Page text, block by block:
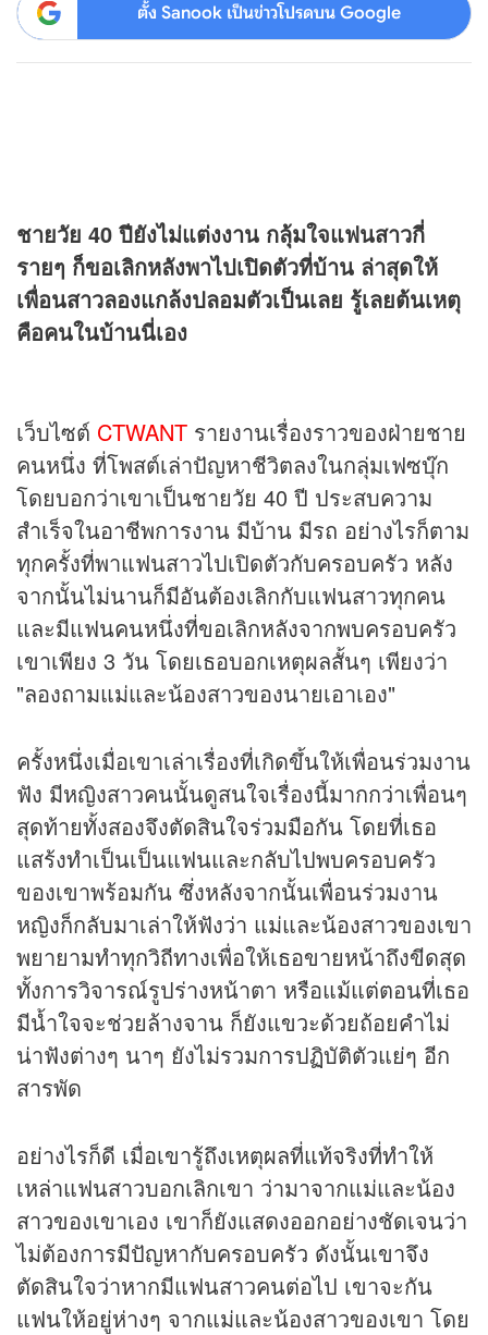
ตั้ง Sanook เป็นข่าวโปรดบน Google
ชายวัย 40 ปียังไม่แต่งงาน กลุ้มใจแฟนสาวกี่
รายๆ ก็ขอเลิกหลังพาไปเปิดตัวที่บ้าน ล่าสุดให้
เพื่อนสาวลองแกล้งปลอมตัวเป็นเลย รู้เลยต้นเหตุ
คือคนในบ้านนี่เอง
เว็บไซต์ CTWANT รายงานเรื่องราวของฝ่ายชาย
คนหนึ่ง ที่โพสต์เล่าปัญหาชีวิตลงในกลุ่มเฟซบุ๊ก
โดยบอกว่าเขาเป็นชายวัย 40 ปี ประสบความ
สำเร็จในอาชีพการงาน มีบ้าน มีรถ อย่างไรก็ตาม
ทุกครั้งที่พาแฟนสาวไปเปิดตัวกับครอบครัว หลัง
จากนั้นไม่นานก็มีอันต้องเลิกกับแฟนสาวทุกคน
และมีแฟนคนหนึ่งที่ขอเลิกหลังจากพบครอบครัว
เขาเพียง 3 วัน โดยเธอบอกเหตุผลสั้นๆ เพียงว่า
"ลองถามแม่และน้องสาวของนายเอาเอง"
ครั้งหนึ่งเมื่อเขาเล่าเรื่องที่เกิดขึ้นให้เพื่อนร่วมงาน
ฟัง มีหญิงสาวคนนั้นดูสนใจเรื่องนี้มากกว่าเพื่อนๆ
สุดท้ายทั้งสองจึงตัดสินใจร่วมมือกัน โดยที่เธอ
แสร้งทำเป็นเป็นแฟนและกลับไปพบครอบครัว
ของเขาพร้อมกัน ซึ่งหลังจากนั้นเพื่อนร่วมงาน
หญิงก็กลับมาเล่าให้ฟังว่า แม่และน้องสาวของเขา
พยายามทำทุกวิถีทางเพื่อให้เธอขายหน้าถึงขีดสุด
ทั้งการวิจารณ์รูปร่างหน้าตา หรือแม้แต่ตอนที่เธอ
มีน้ำใจจะช่วยล้างจาน ก็ยังแขวะด้วยถ้อยคำไม่
น่าฟังต่างๆ นาๆ ยังไม่รวมการปฏิบัติตัวแย่ๆ อีก
สารพัด
อย่างไรก็ดี เมื่อเขารู้ถึงเหตุผลที่แท้จริงที่ทำให้
เหล่าแฟนสาวบอกเลิกเขา ว่ามาจากแม่และน้อง
สาวของเขาเอง เขาก็ยังแสดงออกอย่างชัดเจนว่า
ไม่ต้องการมีปัญหากับครอบครัว ดังนั้นเขาจึง
ตัดสินใจว่าหากมีแฟนสาวคนต่อไป เขาจะกัน
แฟนให้อยู่ห่างๆ จากแม่และน้องสาวของเขา โดย